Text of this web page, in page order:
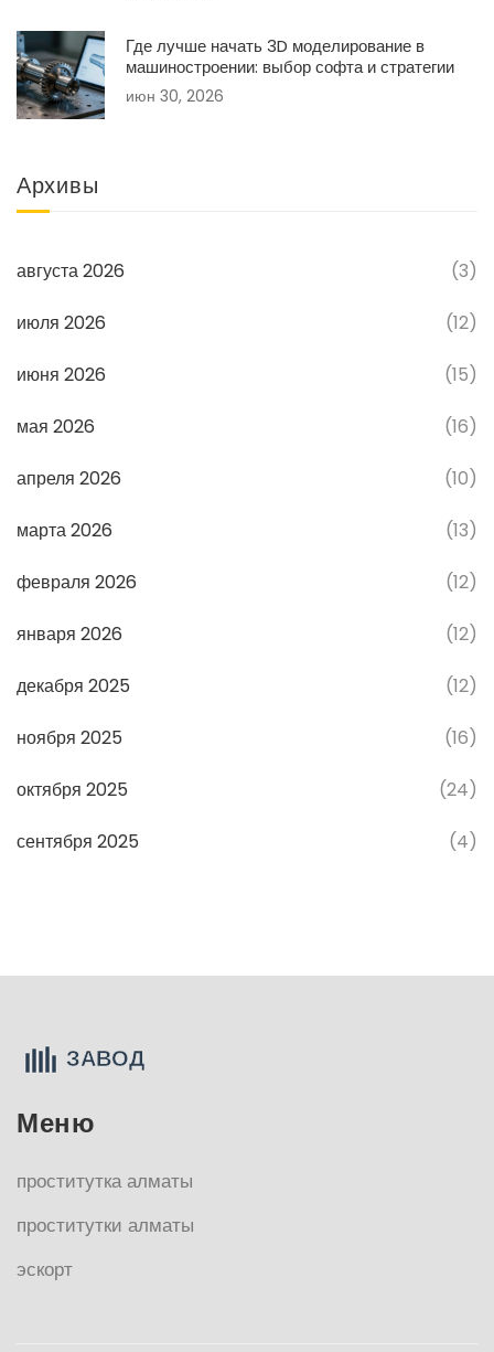
Где лучше начать 3D моделирование в
машиностроении: выбор софта и стратегии
июн 30, 2026
Архивы
августа 2026 (3)
июля 2026 (12)
июня 2026 (15)
мая 2026 (16)
апреля 2026 (10)
марта 2026 (13)
февраля 2026 (12)
января 2026 (12)
декабря 2025 (12)
ноября 2025 (16)
октября 2025 (24)
сентября 2025 (4)
Меню
проститутка алматы
проститутки алматы
эскорт